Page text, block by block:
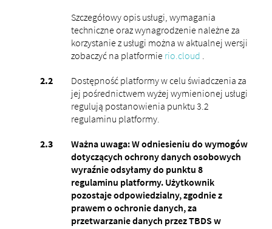
Szczegółowy opis usługi, wymagania
techniczne oraz wynagrodzenie należne za
korzystanie z usługi można w aktualnej wersji
zobaczyć na platformie rio.cloud
Dostępność platformy w celu świadczenia za
jej pośrednictwem wyżej wymienionej usługi
regulują postanowienia punktu 3.2
regulaminu platformy.
Ważna uwaga: W odniesieniu do wymogów
dotyczących ochrony danych osobowych
wyraźnie odsyłamy do punktu 8
regulaminu platformy. Użytkownik
pozostaje odpowiedzialny, zgodnie z
prawem o ochronie danych, za
przetwarzanie danych przez TBDS w